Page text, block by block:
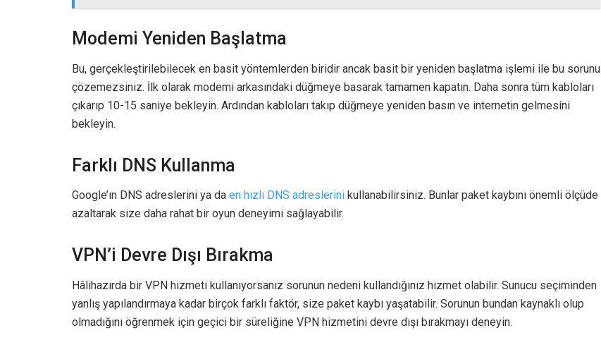
Modemi Yeniden Başlatma
Bu, gerçekleştirilebilecek en basit yöntemlerden biridir ancak basit bir yeniden başlatma işlemi ile bu sorunu
çözemezsiniz. İlk olarak modemi arkasındaki düğmeye basarak tamamen kapatın. Daha sonra tüm kabloları
çıkarıp 10-15 saniye bekleyin. Ardından kabloları takıp düğmeye yeniden basın ve internetin gelmesini
bekleyin.
Farklı DNS Kullanma
Google’ın DNS adreslerini ya da en hızlı DNS adreslerini kullanabilirsiniz. Bunlar paket kaybını önemli ölçüde
azaltarak size daha rahat bir oyun deneyimi sağlayabilir.
VPN’i Devre Dışı Bırakma
Hâlihazırda bir VPN hizmeti kullanıyorsanız sorunun nedeni kullandığınız hizmet olabilir. Sunucu seçiminden
yanlış yapılandırmaya kadar birçok farklı faktör, size paket kaybı yaşatabilir. Sorunun bundan kaynaklı olup
olmadığını öğrenmek için geçici bir süreliğine VPN hizmetini devre dışı bırakmayı deneyin.